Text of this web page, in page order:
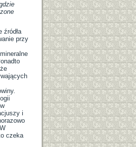
źródła
przy
i
czeka